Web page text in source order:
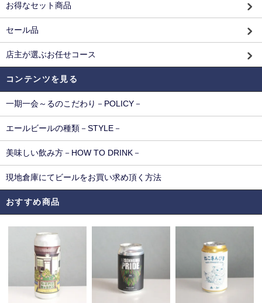
お得なセット商品
セール品
店主が選ぶお任せコース
コンテンツを見る
一期一会～るのこだわり－POLICY－
エールビールの種類－STYLE－
美味しい飲み方－HOW TO DRINK－
現地倉庫にてビールをお買い求め頂く方法
おすすめ商品